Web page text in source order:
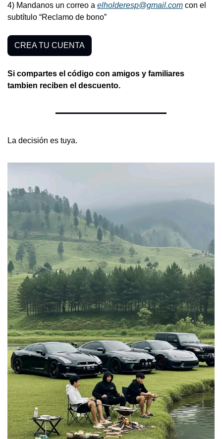
4) Mandanos un correo a elholderesp@gmail.com con el
subtítulo “Reclamo de bono”
CREA TU CUENTA
Si compartes el código con amigos y familiares
tambien reciben el descuento.
La decisión es tuya.